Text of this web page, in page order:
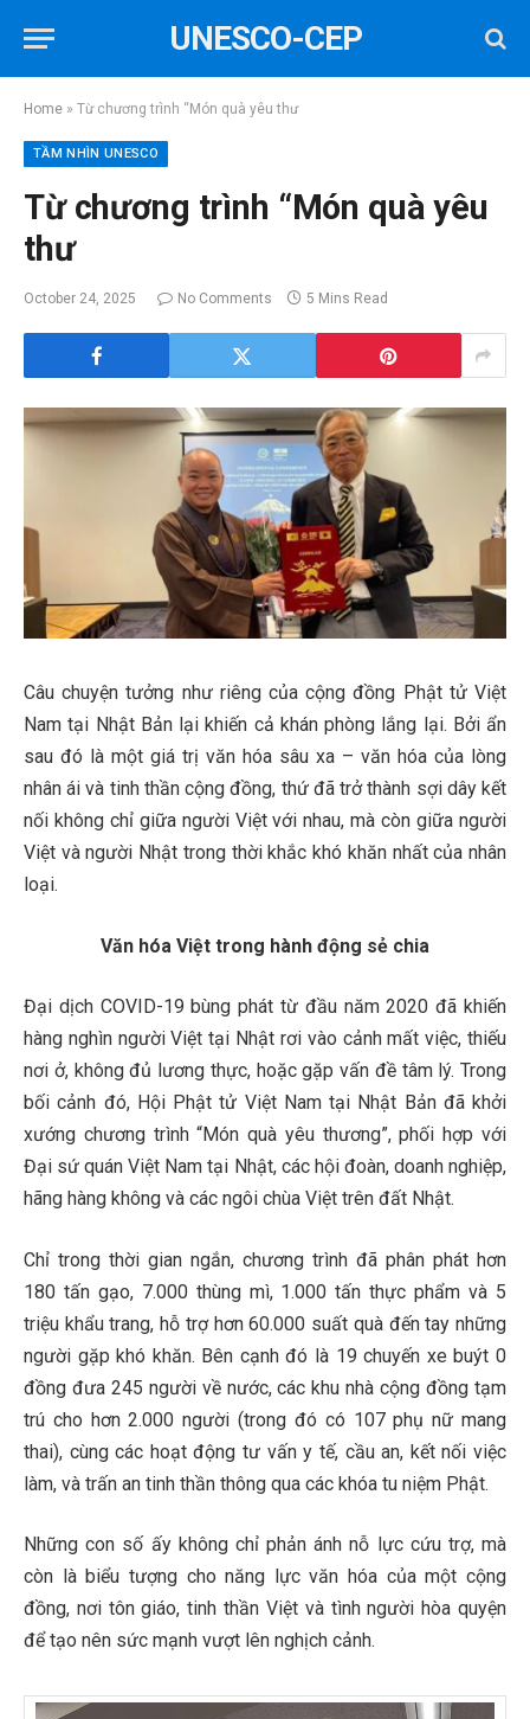
UNESCO-CEP
Home » Từ chương trình “Món quà yêu thư
TẦM NHÌN UNESCO
Từ chương trình “Món quà yêu
thư
October 24, 2025 No Comments 5 Mins Read
Câu chuyện tưởng như riêng của cộng đồng Phật tử Việt
Nam tại Nhật Bản lại khiến cả khán phòng lắng lại. Bởi ẩn
sau đó là một giá trị văn hóa sâu xa – văn hóa của lòng
nhân ái và tinh thần cộng đồng, thứ đã trở thành sợi dây kết
nối không chỉ giữa người Việt với nhau, mà còn giữa người
Việt và người Nhật trong thời khắc khó khăn nhất của nhân
loại.
Văn hóa Việt trong hành động sẻ chia
Đại dịch COVID-19 bùng phát từ đầu năm 2020 đã khiến
hàng nghìn người Việt tại Nhật rơi vào cảnh mất việc, thiếu
nơi ở, không đủ lương thực, hoặc gặp vấn đề tâm lý. Trong
bối cảnh đó, Hội Phật tử Việt Nam tại Nhật Bản đã khởi
xướng chương trình “Món quà yêu thương”, phối hợp với
Đại sứ quán Việt Nam tại Nhật, các hội đoàn, doanh nghiệp,
hãng hàng không và các ngôi chùa Việt trên đất Nhật.
Chỉ trong thời gian ngắn, chương trình đã phân phát hơn
180 tấn gạo, 7.000 thùng mì, 1.000 tấn thực phẩm và 5
triệu khẩu trang, hỗ trợ hơn 60.000 suất quà đến tay những
người gặp khó khăn. Bên cạnh đó là 19 chuyến xe buýt 0
đồng đưa 245 người về nước, các khu nhà cộng đồng tạm
trú cho hơn 2.000 người (trong đó có 107 phụ nữ mang
thai), cùng các hoạt động tư vấn y tế, cầu an, kết nối việc
làm, và trấn an tinh thần thông qua các khóa tu niệm Phật.
Những con số ấy không chỉ phản ánh nỗ lực cứu trợ, mà
còn là biểu tượng cho năng lực văn hóa của một cộng
đồng, nơi tôn giáo, tinh thần Việt và tình người hòa quyện
để tạo nên sức mạnh vượt lên nghịch cảnh.